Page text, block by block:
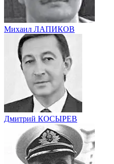
Михаил ЛАПИКОВ
Дмитрий КОСЫРЕВ